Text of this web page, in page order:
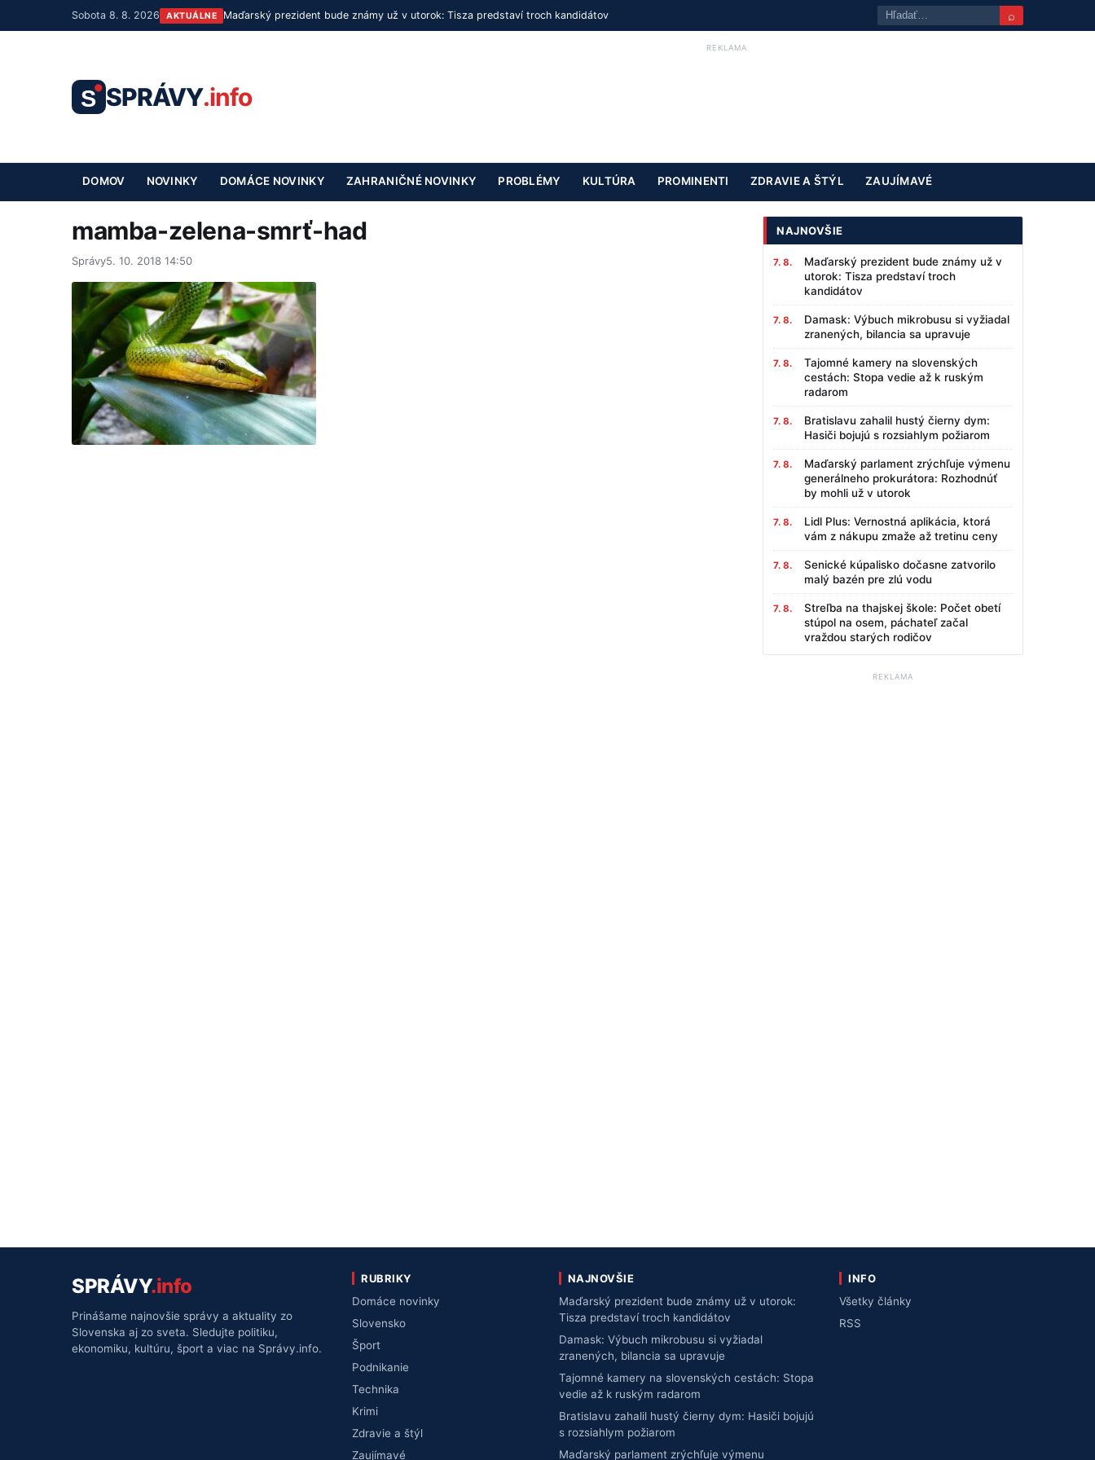
Sobota 8. 8. 2026 AKTUÁLNE Maďarský prezident bude známy už v utorok: Tisza predstaví troch kandidátov ⌕
S SPRÁVY.info
REKLAMA
DOMOV NOVINKY DOMÁCE NOVINKY ZAHRANIČNÉ NOVINKY PROBLÉMY KULTÚRA PROMINENTI ZDRAVIE A ŠTÝL ZAUJÍMAVÉ
mamba-zelena-smrť-had
Správy5. 10. 2018 14:50
NAJNOVŠIE
7. 8.
Maďarský prezident bude známy už v
utorok: Tisza predstaví troch
kandidátov
7. 8.
Damask: Výbuch mikrobusu si vyžiadal
zranených, bilancia sa upravuje
7. 8.
Tajomné kamery na slovenských
cestách: Stopa vedie až k ruským
radarom
7. 8.
Bratislavu zahalil hustý čierny dym:
Hasiči bojujú s rozsiahlym požiarom
7. 8.
Maďarský parlament zrýchľuje výmenu
generálneho prokurátora: Rozhodnúť
by mohli už v utorok
7. 8.
Lidl Plus: Vernostná aplikácia, ktorá
vám z nákupu zmaže až tretinu ceny
7. 8.
Senické kúpalisko dočasne zatvorilo
malý bazén pre zlú vodu
7. 8.
Streľba na thajskej škole: Počet obetí
stúpol na osem, páchateľ začal
vraždou starých rodičov
REKLAMA
SPRÁVY.info
Prinášame najnovšie správy a aktuality zo
Slovenska aj zo sveta. Sledujte politiku,
ekonomiku, kultúru, šport a viac na Správy.info.
RUBRIKY
Domáce novinky
Slovensko
Šport
Podnikanie
Technika
Krimi
Zdravie a štýl
Zaujímavé
NAJNOVŠIE
Maďarský prezident bude známy už v utorok:
Tisza predstaví troch kandidátov
Damask: Výbuch mikrobusu si vyžiadal
zranených, bilancia sa upravuje
Tajomné kamery na slovenských cestách: Stopa
vedie až k ruským radarom
Bratislavu zahalil hustý čierny dym: Hasiči bojujú
s rozsiahlym požiarom
Maďarský parlament zrýchľuje výmenu
INFO
Všetky články
RSS